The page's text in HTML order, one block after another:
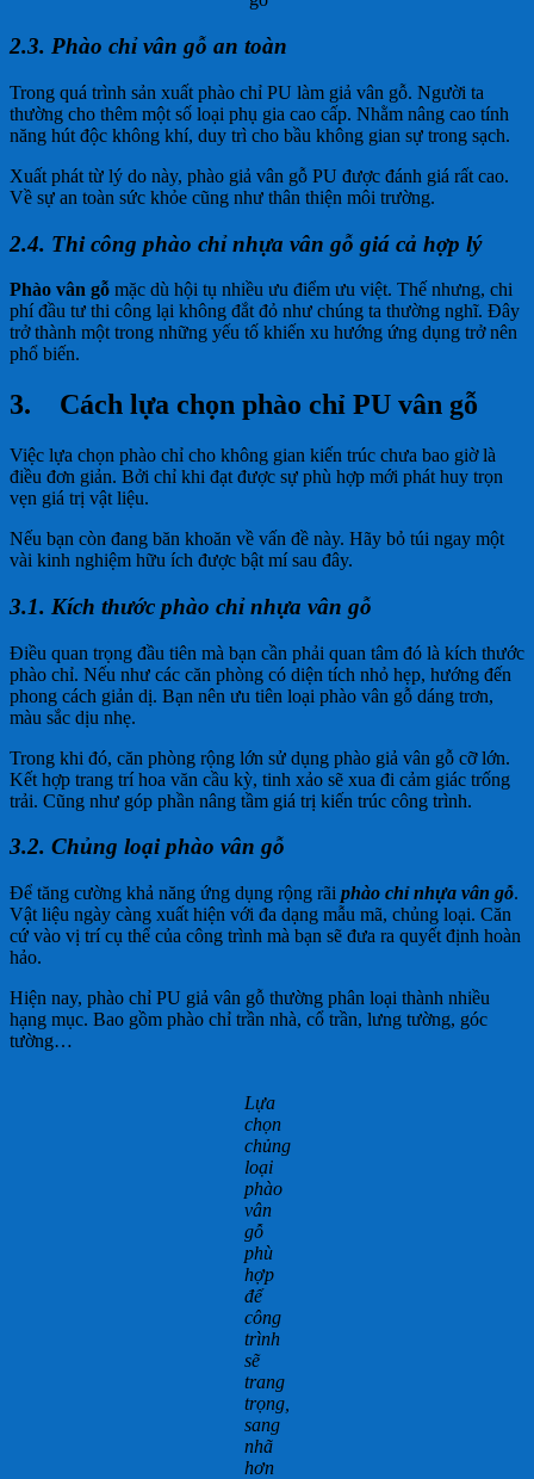
2.3. Phào chỉ vân gỗ an toàn
Trong quá trình sản xuất phào chỉ PU làm giả vân gỗ. Người ta
thường cho thêm một số loại phụ gia cao cấp. Nhằm nâng cao tính
năng hút độc không khí, duy trì cho bầu không gian sự trong sạch.
Xuất phát từ lý do này, phào giả vân gỗ PU được đánh giá rất cao.
Về sự an toàn sức khỏe cũng như thân thiện môi trường.
2.4. Thi công phào chỉ nhựa vân gỗ giá cả hợp lý
Phào vân gỗ mặc dù hội tụ nhiều ưu điểm ưu việt. Thế nhưng, chi
phí đầu tư thi công lại không đắt đỏ như chúng ta thường nghĩ. Đây
trở thành một trong những yếu tố khiến xu hướng ứng dụng trở nên
phổ biến.
3. Cách lựa chọn phào chỉ PU vân gỗ
Việc lựa chọn phào chỉ cho không gian kiến trúc chưa bao giờ là
điều đơn giản. Bởi chỉ khi đạt được sự phù hợp mới phát huy trọn
vẹn giá trị vật liệu.
Nếu bạn còn đang băn khoăn về vấn đề này. Hãy bỏ túi ngay một
vài kinh nghiệm hữu ích được bật mí sau đây.
3.1. Kích thước phào chỉ nhựa vân gỗ
Điều quan trọng đầu tiên mà bạn cần phải quan tâm đó là kích thước
phào chỉ. Nếu như các căn phòng có diện tích nhỏ hẹp, hướng đến
phong cách giản dị. Bạn nên ưu tiên loại phào vân gỗ dáng trơn,
màu sắc dịu nhẹ.
Trong khi đó, căn phòng rộng lớn sử dụng phào giả vân gỗ cỡ lớn.
Kết hợp trang trí hoa văn cầu kỳ, tinh xảo sẽ xua đi cảm giác trống
trải. Cũng như góp phần nâng tầm giá trị kiến trúc công trình.
3.2. Chủng loại phào vân gỗ
Để tăng cường khả năng ứng dụng rộng rãi phào chỉ nhựa vân gỗ.
Vật liệu ngày càng xuất hiện với đa dạng mẫu mã, chủng loại. Căn
cứ vào vị trí cụ thể của công trình mà bạn sẽ đưa ra quyết định hoàn
hảo.
Hiện nay, phào chỉ PU giả vân gỗ thường phân loại thành nhiều
hạng mục. Bao gồm phào chỉ trần nhà, cổ trần, lưng tường, góc
tường…
Lựa
chọn
chủng
loại
phào
vân
gỗ
phù
hợp
để
công
trình
sẽ
trang
trọng,
sang
nhã
hơn